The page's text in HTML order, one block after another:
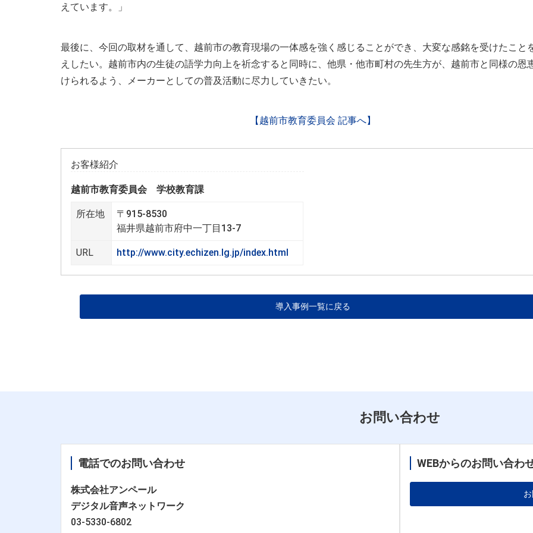
えています。」
最後に、今回の取材を通して、越前市の教育現場の一体感を強く感じることができ、大変な感銘を受けたこと
えしたい。越前市内の生徒の語学力向上を祈念すると同時に、他県・他市町村の先生方が、越前市と同様の恩
けられるよう、メーカーとしての普及活動に尽力していきたい。
【越前市教育委員会 記事へ】
お客様紹介
越前市教育委員会 学校教育課
所在地
〒915-8530
福井県越前市府中一丁目13-7
URL http://www.city.echizen.lg.jp/index.html
導入事例一覧に戻る
お問い合わせ
電話でのお問い合わせ
株式会社アンペール
デジタル音声ネットワーク
03-5330-6802
WEBからのお問い合わ